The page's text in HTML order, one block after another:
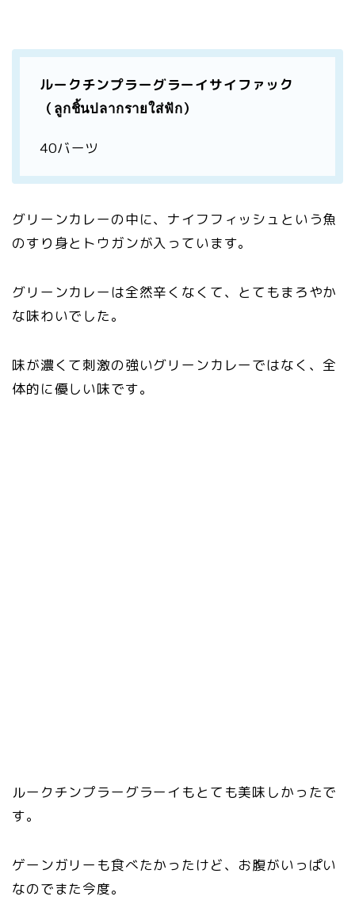
ルークチンプラーグラーイサイファック
（ลูกชิ้นปลากรายใส่ฟัก）
40バーツ
グリーンカレーの中に、ナイフフィッシュという魚
のすり身とトウガンが入っています。
グリーンカレーは全然辛くなくて、とてもまろやか
な味わいでした。
味が濃くて刺激の強いグリーンカレーではなく、全
体的に優しい味です。
ルークチンプラーグラーイもとても美味しかったで
す。
ゲーンガリーも食べたかったけど、お腹がいっぱい
なのでまた今度。